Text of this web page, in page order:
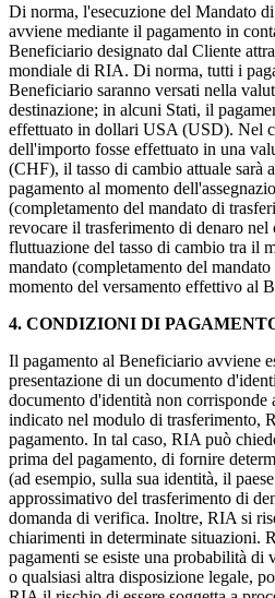
Di norma, l'esecuzione del Mandato
avviene mediante il pagamento in
Beneficiario designato dal Cliente
mondiale di RIA. Di norma, tutti i
Beneficiario saranno versati nella
destinazione; in alcuni Stati, il
effettuato in dollari USA (USD). Nel
dell'importo fosse effettuato in una
(CHF), il tasso di cambio attuale sarà
pagamento al momento
(completamento del mandato di
revocare il trasferimento di denaro nel
fluttuazione del tasso di cambio tra il
mandato (completamento del
momento del versamento effettivo al
4. CONDIZIONI DI
Il pagamento al Beneficiario avviene
presentazione di un documento
documento d'identità non
indicato nel modulo di trasferimento,
pagamento. In tal caso, RIA può
prima del pagamento, di fornire
(ad esempio, sulla sua identità, il
approssimativo del trasferimento di
domanda di verifica. Inoltre, RIA si
chiarimenti in determinate situazioni.
pagamenti se esiste una probabilità
o qualsiasi altra disposizione legale,